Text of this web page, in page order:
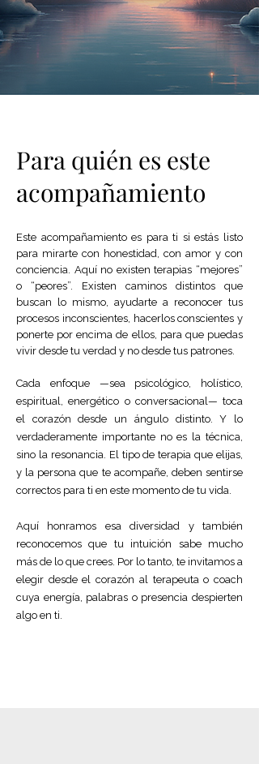
Para quién es este
acompañamiento
Este acompañamiento es para ti si estás listo
para mirarte con honestidad, con amor y con
conciencia. Aquí no existen terapias “mejores”
o “peores”. Existen caminos distintos que
buscan lo mismo, ayudarte a reconocer tus
procesos inconscientes, hacerlos conscientes y
ponerte por encima de ellos, para que puedas
vivir desde tu verdad y no desde tus patrones.
Cada enfoque —sea psicológico, holístico,
espiritual, energético o conversacional— toca
el corazón desde un ángulo distinto. Y lo
verdaderamente importante no es la técnica,
sino la resonancia. El tipo de terapia que elijas,
y la persona que te acompañe, deben sentirse
correctos para ti en este momento de tu vida.
Aquí honramos esa diversidad y también
reconocemos que tu intuición sabe mucho
más de lo que crees. Por lo tanto, te invitamos a
elegir desde el corazón al terapeuta o coach
cuya energía, palabras o presencia despierten
algo en ti.